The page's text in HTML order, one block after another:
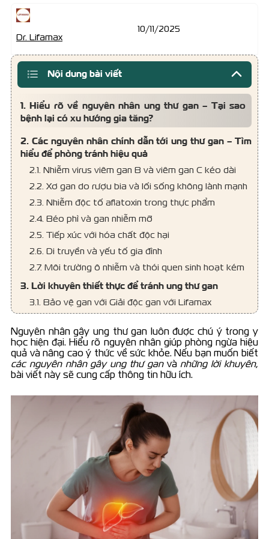
Dr. Lifamax
10/11/2025
Nội dung bài viết
1. Hiểu rõ về nguyên nhân ung thư gan – Tại sao
bệnh lại có xu hướng gia tăng?
2. Các nguyên nhân chính dẫn tới ung thư gan – Tìm
hiểu để phòng tránh hiệu quả
2.1. Nhiễm virus viêm gan B và viêm gan C kéo dài
2.2. Xơ gan do rượu bia và lối sống không lành mạnh
2.3. Nhiễm độc tố aflatoxin trong thực phẩm
2.4. Béo phì và gan nhiễm mỡ
2.5. Tiếp xúc với hóa chất độc hại
2.6. Di truyền và yếu tố gia đình
2.7. Môi trường ô nhiễm và thói quen sinh hoạt kém
3. Lời khuyên thiết thực để tránh ung thư gan
3.1. Bảo vệ gan với Giải độc gan với Lifamax
Nguyên nhân gây ung thư gan luôn được chú ý trong y
học hiện đại. Hiểu rõ nguyên nhân giúp phòng ngừa hiệu
quả và nâng cao ý thức về sức khỏe. Nếu bạn muốn biết
các nguyên nhân gây ung thư ganvà những lời khuyên,
bài viết này sẽ cung cấp thông tin hữu ích.